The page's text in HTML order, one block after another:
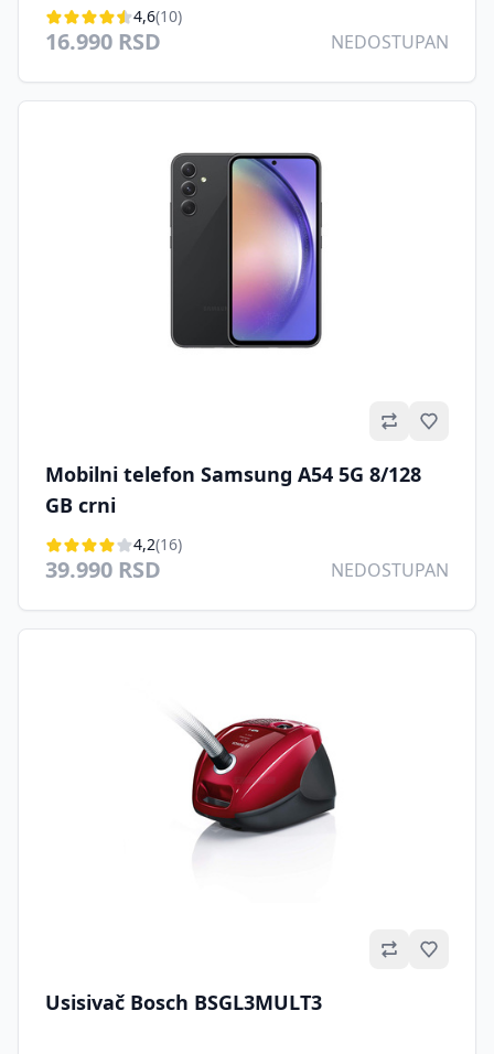
4,6(10)
16.990 RSD NEDOSTUPAN
Mobilni telefon Samsung A54 5G 8/128
GB crni
4,2(16)
39.990 RSD NEDOSTUPAN
Usisivač Bosch BSGL3MULT3